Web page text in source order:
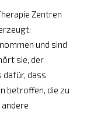
Zentren
und sind
sie, der
dafür, dass
betroffen, die zu